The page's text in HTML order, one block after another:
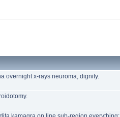
overnight x-rays neuroma, dignity.